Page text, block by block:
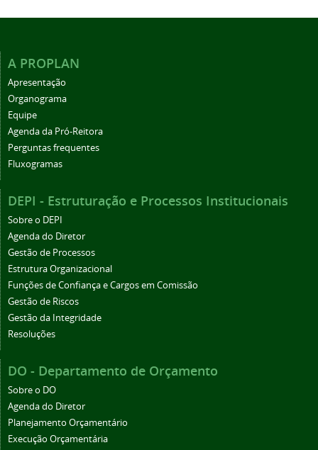
A PROPLAN
Apresentação
Organograma
Equipe
Agenda da Pró-Reitora
Perguntas frequentes
Fluxogramas
DEPI - Estruturação e Processos Institucionais
Sobre o DEPI
Agenda do Diretor
Gestão de Processos
Estrutura Organizacional
Funções de Confiança e Cargos em Comissão
Gestão de Riscos
Gestão da Integridade
Resoluções
DO - Departamento de Orçamento
Sobre o DO
Agenda do Diretor
Planejamento Orçamentário
Execução Orçamentária